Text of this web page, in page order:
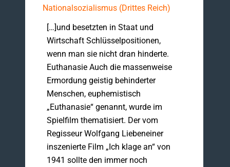
Nationalsozialismus (Drittes Reich)
[…]und besetzten in Staat und
Wirtschaft Schlüsselpositionen,
wenn man sie nicht dran hinderte.
Euthanasie Auch die massenweise
Ermordung geistig behinderter
Menschen, euphemistisch
„Euthanasie“ genannt, wurde im
Spielfilm thematisiert. Der vom
Regisseur Wolfgang Liebeneiner
inszenierte Film „Ich klage an“ von
1941 sollte den immer noch